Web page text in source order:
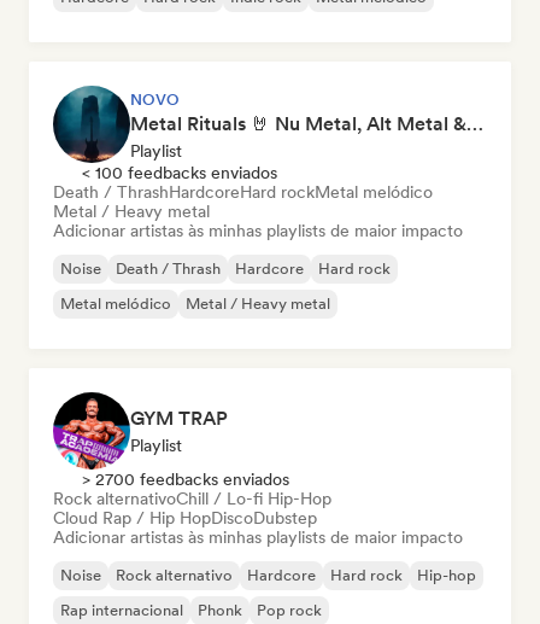
NOVO
Metal Rituals 🤘 Nu Metal, Alt Metal & Progressive Metal
Playlist
< 100 feedbacks enviados
Death / ThrashHardcoreHard rockMetal melódico
Metal / Heavy metal
Adicionar artistas às minhas playlists de maior impacto
Noise Death / Thrash Hardcore
Hard rock
Metal melódico
Metal / Heavy metal
GYM TRAP
Playlist
> 2700 feedbacks enviados
Rock alternativoChill / Lo-fi Hip-Hop
Cloud Rap / Hip HopDiscoDubstep
Adicionar artistas às minhas playlists de maior impacto
Noise Rock alternativo Hardcore Hard rock
Hip-hop
Rap internacional
Phonk Pop rock